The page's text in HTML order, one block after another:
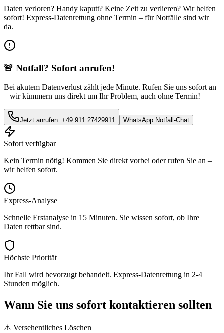
Daten verloren? Handy kaputt? Keine Zeit zu verlieren? Wir helfen
sofort! Express-Datenrettung ohne Termin – für Notfälle sind wir
da.
🚨 Notfall? Sofort anrufen!
Bei akutem Datenverlust zählt jede Minute. Rufen Sie uns sofort an
– wir kümmern uns direkt um Ihr Problem, auch ohne Termin!
Jetzt anrufen: +49 911 27429911 WhatsApp Notfall-Chat
Sofort verfügbar
Kein Termin nötig! Kommen Sie direkt vorbei oder rufen Sie an –
wir helfen sofort.
Express-Analyse
Schnelle Erstanalyse in 15 Minuten. Sie wissen sofort, ob Ihre
Daten rettbar sind.
Höchste Priorität
Ihr Fall wird bevorzugt behandelt. Express-Datenrettung in 2-4
Stunden möglich.
Wann Sie uns sofort kontaktieren sollten
⚠️ Versehentliches Löschen